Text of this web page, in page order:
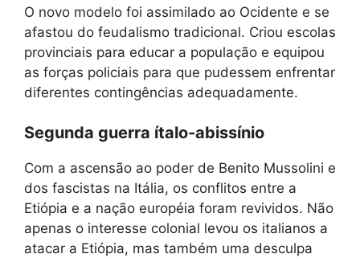
O novo modelo foi assimilado ao Ocidente e se
afastou do feudalismo tradicional. Criou escolas
provinciais para educar a população e equipou
as forças policiais para que pudessem enfrentar
diferentes contingências adequadamente.
Segunda guerra ítalo-abissínio
Com a ascensão ao poder de Benito Mussolini e
dos fascistas na Itália, os conflitos entre a
Etiópia e a nação européia foram revividos. Não
apenas o interesse colonial levou os italianos a
atacar a Etiópia, mas também uma desculpa